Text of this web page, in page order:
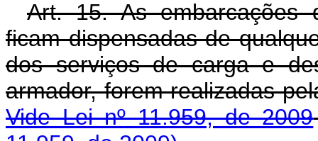
Art. 15. As embarcações
ficam dispensadas de
dos serviços de carga e
armador, forem realizadas
Vide Lei nº 11.959, de 2009